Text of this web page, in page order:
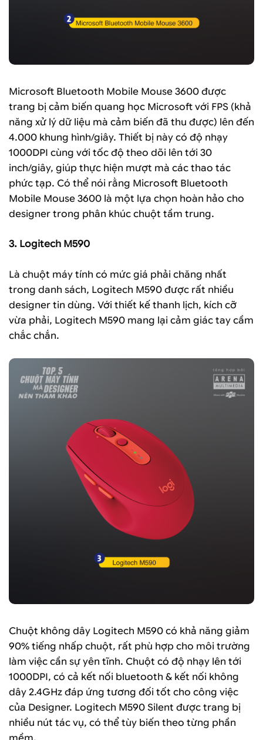
Microsoft Bluetooth Mobile Mouse 3600 được
trang bị cảm biến quang học Microsoft với FPS (khả
năng xử lý dữ liệu mà cảm biến đã thu được) lên đến
4.000 khung hình/giây. Thiết bị này có độ nhạy
1000DPI cùng với tốc độ theo dõi lên tới 30
inch/giây, giúp thực hiện mượt mà các thao tác
phức tạp. Có thể nói rằng Microsoft Bluetooth
Mobile Mouse 3600 là một lựa chọn hoàn hảo cho
designer trong phân khúc chuột tầm trung.
3. Logitech M590
Là chuột máy tính có mức giá phải chăng nhất
trong danh sách, Logitech M590 được rất nhiều
designer tin dùng. Với thiết kế thanh lịch, kích cỡ
vừa phải, Logitech M590 mang lại cảm giác tay cầm
chắc chắn.
Chuột không dây Logitech M590 có khả năng giảm
90% tiếng nhấp chuột, rất phù hợp cho môi trường
làm việc cần sự yên tĩnh. Chuột có độ nhạy lên tới
1000DPI, có cả kết nối bluetooth & kết nối không
dây 2.4GHz đáp ứng tương đối tốt cho công việc
của Designer. Logitech M590 Silent được trang bị
nhiều nút tác vụ, có thể tùy biến theo từng phần
mềm.